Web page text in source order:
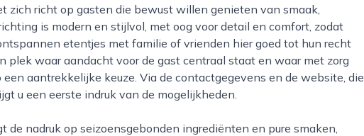
zich richt op gasten die bewust willen genieten van smaak,
is modern en stijlvol, met oog voor detail en comfort, zodat
etentjes met familie of vrienden hier goed tot hun recht
plek waar aandacht voor de gast centraal staat en waar met zorg
aantrekkelijke keuze. Via de contactgegevens en de website, die
u een eerste indruk van de mogelijkheden.